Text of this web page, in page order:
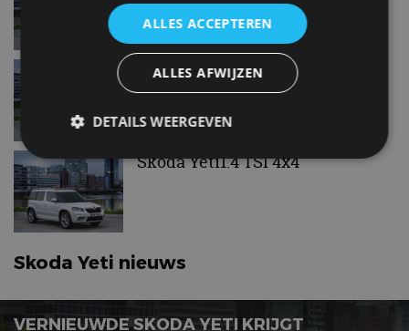
Skoda Yeti1.4 TSI
Skoda Yeti1.4 TSI 4x4
Skoda Yeti nieuws
VERNIEUWDE SKODA YETI KRIJGT
ALLES ACCEPTEREN
ALLES AFWIJZEN
DETAILS WEERGEVEN
Strikt noodzakelijk
Strikt noodzakelijke cookies maken de
kernfunctionaliteiten van de website mogelijk, zoals
website kan niet goed worden gebruikt zonder de
strikt noodzakelijke cookies.